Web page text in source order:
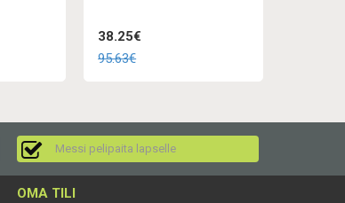
38.25€
95.63€
Messi pelipaita lapselle
OMA TILI